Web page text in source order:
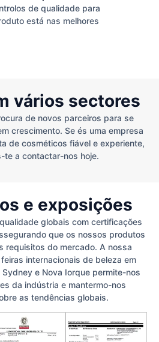
de qualidade para
está nas melhores
vários sectores
de novos parceiros para se
crescimento. Se és uma empresa
de cosméticos fiável e experiente,
te a contactar-nos hoje.
e exposições
globais com certificações
que os nossos produtos
requisitos do mercado. A nossa
internacionais de beleza em
e Nova Iorque permite-nos
da indústria e mantermo-nos
as tendências globais.